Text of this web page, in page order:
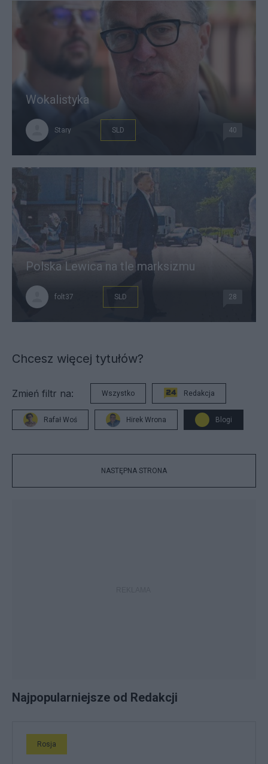
Wokalistyka
Stary SLD 40
Polska Lewica na tle marksizmu
folt37 SLD 28
Chcesz więcej tytułów?
Zmień filtr na: Wszystko Redakcja
Rafał Woś Hirek Wrona Blogi
NASTĘPNA STRONA
Najpopularniejsze od Redakcji
Rosja